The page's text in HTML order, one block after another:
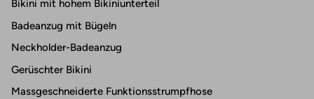
Bikini mit hohem Bikiniunterteil
Badeanzug mit Bügeln
Neckholder-Badeanzug
Gerüschter Bikini
Massgeschneiderte Funktionsstrumpfhose